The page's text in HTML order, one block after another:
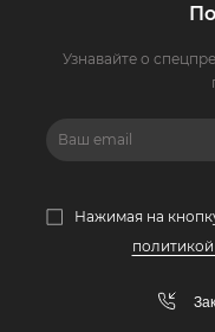
Узнавайте о
Нажимая на